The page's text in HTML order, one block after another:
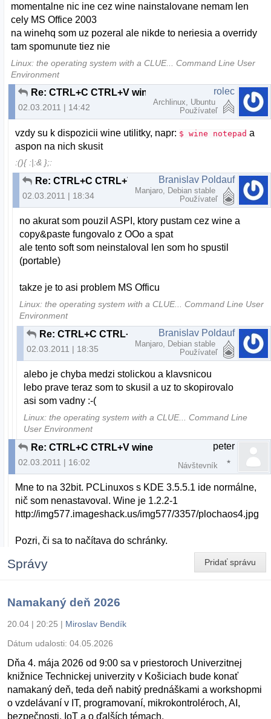
momentalne nic ine cez wine nainstalovane nemam len
cely MS Office 2003
na winehq som uz pozeral ale nikde to neriesia a overridy
tam spomunute tiez nie
Linux: the operating system with a CLUE... Command Line User
Environment
Re: CTRL+C CTRL+V wine
02.03.2011 | 14:42
rolec
Archlinux, Ubuntu
Používateľ
vzdy su k dispozicii wine utilitky, napr: $ wine notepad a
aspon na nich skusit
:(){ :|:& };:
Re: CTRL+C CTRL+V wine
02.03.2011 | 18:34
Branislav Poldauf
Manjaro, Debian stable
Používateľ
no akurat som pouzil ASPI, ktory pustam cez wine a
copy&paste fungovalo z OOo a spat
ale tento soft som neinstaloval len som ho spustil
(portable)
takze je to asi problem MS Officu
Linux: the operating system with a CLUE... Command Line User
Environment
Re: CTRL+C CTRL+V wine
02.03.2011 | 18:35
Branislav Poldauf
Manjaro, Debian stable
Používateľ
alebo je chyba medzi stolickou a klavsnicou
lebo prave teraz som to skusil a uz to skopirovalo
asi som vadny :-(
Linux: the operating system with a CLUE... Command Line
User Environment
Re: CTRL+C CTRL+V wine
02.03.2011 | 16:02
peter
Návštevník
Mne to na 32bit. PCLinuxos s KDE 3.5.5.1 ide normálne,
nič som nenastavoval. Wine je 1.2.2-1
http://img577.imageshack.us/img577/3357/plochaos4.jpg
Pozri, či sa to načítava do schránky.
Pridať správu
Správy
Namakaný deň 2026
20.04 | 20:25 | Miroslav Bendík
Dátum udalosti: 04.05.2026
Dňa 4. mája 2026 od 9:00 sa v priestoroch Univerzitnej
knižnice Technickej univerzity v Košiciach bude konať
namakaný deň, teda deň nabitý prednáškami a workshopmi
o vzdelávaní v IT, programovaní, mikrokontroléroch, AI,
bezpečnosti, IoT a o ďalších témach.